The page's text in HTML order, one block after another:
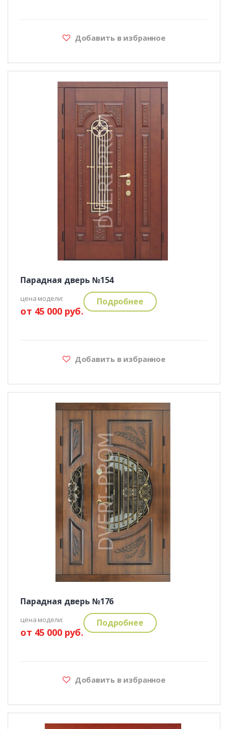
Добавить в избранное
Парадная дверь №154
цена модели:
от 45 000 руб.
Подробнее
Добавить в избранное
Парадная дверь №176
цена модели:
от 45 000 руб.
Подробнее
Добавить в избранное